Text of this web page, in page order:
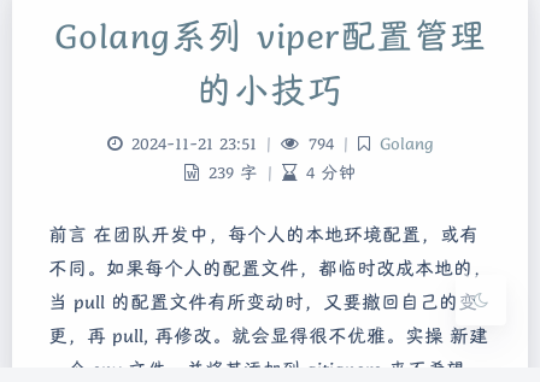
Sans Serif
关闭 日落 暗化 灰度
Golang系列 viper配置管理
的小技巧
2024-11-21 23:51 | 794 |
Golang
239 字 | 4 分钟
前言 在团队开发中，每个人的本地环境配置，或有
不同。如果每个人的配置文件，都临时改成本地的，
当 pull 的配置文件有所变动时，又要撤回自己的变
更，再 pull, 再修改。就会显得很不优雅。实操 新建
一个.env 文件，并将其添加到.gitignore 来不希望